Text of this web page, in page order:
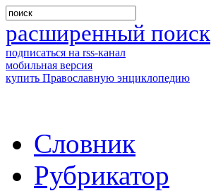
расширенный поиск
подписаться на rss-канал
мобильная версия
купить Православную энциклопедию
Словник
Рубрикатор